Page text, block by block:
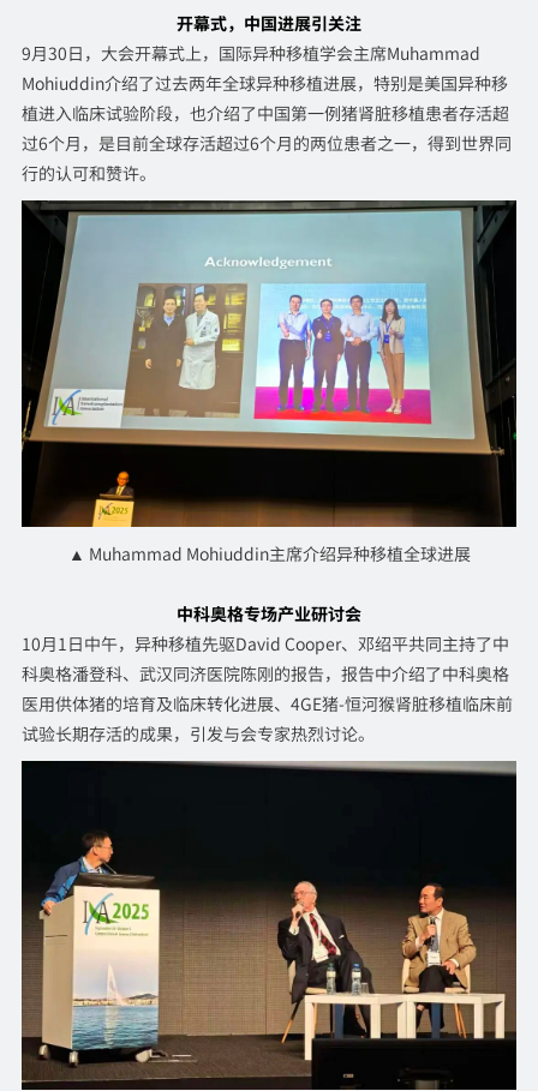
开幕式，中国进展引关注
9月30日，大会开幕式上，国际异种移植学会主席Muhammad
Mohiuddin介绍了过去两年全球异种移植进展，特别是美国异种移
植进入临床试验阶段，也介绍了中国第一例猪肾脏移植患者存活超
过6个月，是目前全球存活超过6个月的两位患者之一，得到世界同
行的认可和赞许。
▲ Muhammad Mohiuddin主席介绍异种移植全球进展
中科奥格专场产业研讨会
10月1日中午，异种移植先驱David Cooper、邓绍平共同主持了中
科奥格潘登科、武汉同济医院陈刚的报告，报告中介绍了中科奥格
医用供体猪的培育及临床转化进展、4GE猪-恒河猴肾脏移植临床前
试验长期存活的成果，引发与会专家热烈讨论。